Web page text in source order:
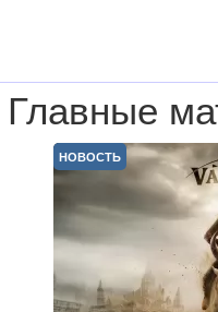
Главные
НОВОСТЬ